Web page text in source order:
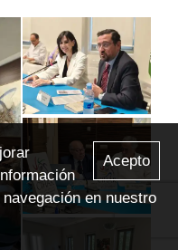
Acepto
en nuestro